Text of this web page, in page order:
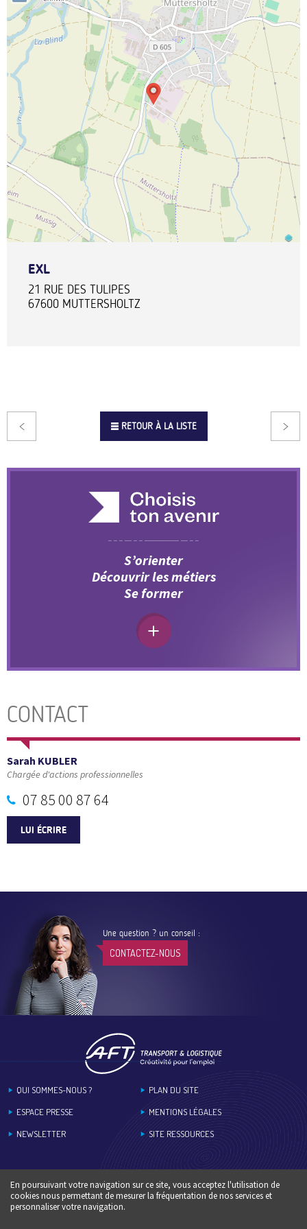
EXL
21 RUE DES TULIPES
67600 MUTTERSHOLTZ
RETOUR À LA LISTE
S’orienter
Découvrir les métiers
Se former
CONTACT
Sarah KUBLER
Chargée d'actions professionnelles
07 85 00 87 64
LUI ÉCRIRE
Une question ? un conseil :
CONTACTEZ-NOUS
QUI SOMMES-NOUS ?
ESPACE PRESSE
NEWSLETTER
PLAN DU SITE
MENTIONS LÉGALES
SITE RESSOURCES
En poursuivant votre navigation sur ce site, vous acceptez l'utilisation de
cookies nous permettant de mesurer la fréquentation de nos services et
personnaliser votre navigation.